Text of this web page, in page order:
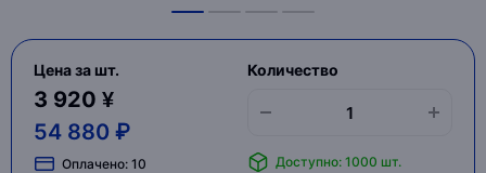
Цена за шт.
3 920 ¥
54 880 ₽
Оплачено: 10
Количество
Доступно: 1000 шт.